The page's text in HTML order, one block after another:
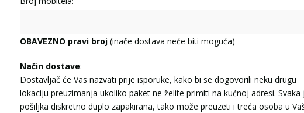
OBAVEZNO pravi broj (inače dostava neće biti moguća)
Način dostave:
Dostavljač će Vas nazvati prije isporuke, kako bi se dogovorili neku drugu
lokaciju preuzimanja ukoliko paket ne želite primiti na kućnoj adresi. Svaka
pošiljka diskretno duplo zapakirana, tako može preuzeti i treća osoba u